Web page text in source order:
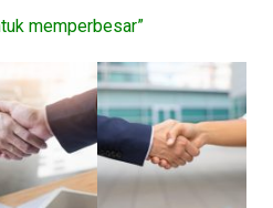
memperbesar”